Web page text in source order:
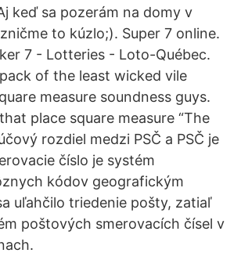
keď sa pozerám na domy v
to kúzlo;). Super 7 online.
7 - Lotteries - Loto-Québec.
of the least wicked vile
measure soundness guys.
place square measure “The
rozdiel medzi PSČ a PSČ je
číslo je systém
kódov geografickým
uľahčilo triedenie pošty, zatiaľ
poštových smerovacích čísel v